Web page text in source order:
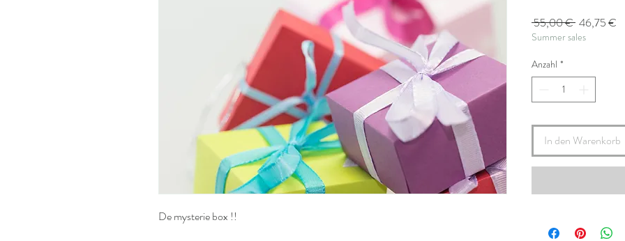
De mysterie box !!
55,00 € 46,75 €
Summer sales
Anzahl *
In den Warenkorb